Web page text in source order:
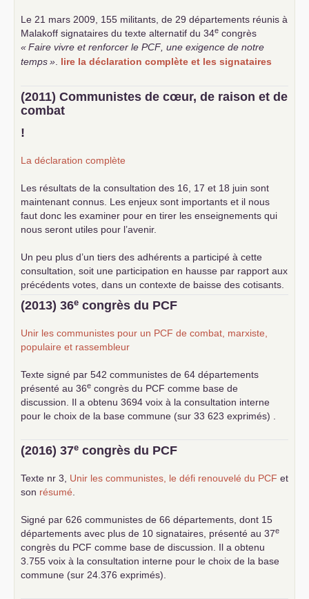
Le 21 mars 2009, 155 militants, de 29 départements réunis à
Malakoff signataires du texte alternatif du 34e congrès
«Faire vivre et renforcer le PCF , une exigence de notre
temps» lire la déclaration complète et les signataires
(2011) Communistes de cœur, de raison et de
combat
!
La déclaration complète
Les résultats de la consultation des 16, 17 et 18 juin sont
maintenant connus. Les enjeux sont importants et il nous
faut donc les examiner pour en tirer les enseignements qui
nous seront utiles pour l’avenir.
Un peu plus d’un tiers des adhérents a participé à cette
consultation, soit une participation en hausse par rapport aux
précédents votes, dans un contexte de baisse des cotisants.
... lire la suite
(2013) 36e congrès du PCF
Unir les communistes pour un PCF de combat, marxiste,
populaire et rassembleur
Texte signé par 542 communistes de 64 départements
présenté au 36e congrès du PCF comme base de
discussion. Il a obtenu 3694 voix à la consultation interne
pour le choix de la base commune (sur 33 623 exprimés) .
(2016) 37e congrès du PCF
Texte nr 3, Unir les communistes, le défi renouvelé du PCF et
son résumé
Signé par 626 communistes de 66 départements, dont 15
départements avec plus de 10 signataires, présenté au 37e
congrès du PCF comme base de discussion. Il a obtenu
3.755 voix à la consultation interne pour le choix de la base
commune (sur 24.376 exprimés).